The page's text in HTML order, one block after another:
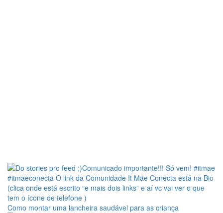
Como montar uma lancheira saudável para as criança